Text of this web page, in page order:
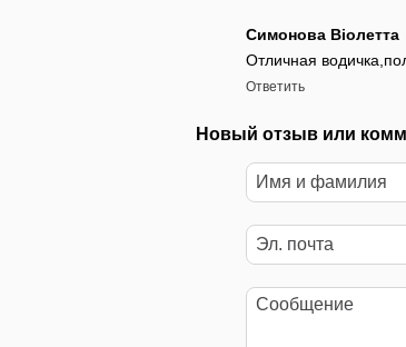
Симонова Віолетта
Отличная
Ответить
Новый отзыв или